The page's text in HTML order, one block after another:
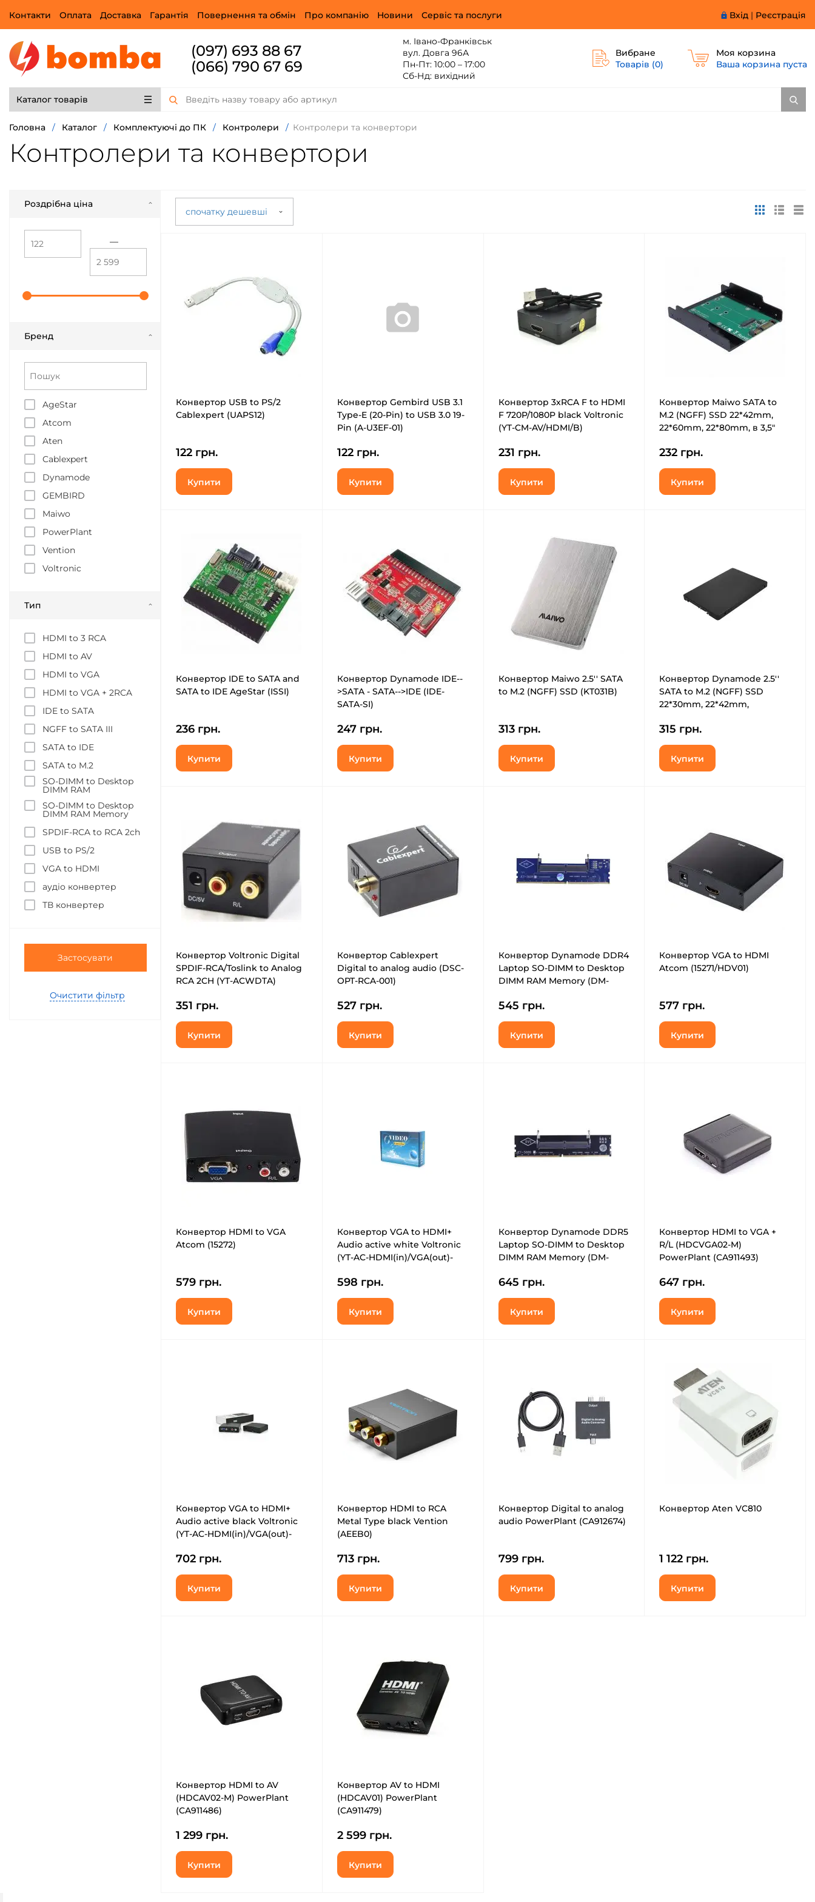
Вхід | Реєстрація
Контакти Оплата Доставка Гарантія Повернення та обмін Про компанію Новини Сервіс та послуги
(097) 693 88 67
(066) 790 67 69
м. Івано-Франківськ
вул. Довга 96А
Пн-Пт: 10:00 – 17:00
Сб-Нд: вихідний
Вибране
Товарів (0)
Моя корзина
Ваша корзина пуста
Каталог товарів
Головна / Каталог / Комплектуючі до ПК / Контролери / Контролери та конвертори
Контролери та конвертори
спочатку дешевші
Роздрібна ціна
—
Бренд
AgeStar
Atcom
Aten
Cablexpert
Dynamode
GEMBIRD
Maiwo
PowerPlant
Vention
Voltronic
Тип
HDMI to 3 RCA
HDMI to AV
HDMI to VGA
HDMI to VGA + 2RCA
IDE to SATA
NGFF to SATA III
SATA to IDE
SATA to M.2
SO-DIMM to Desktop
DIMM RAM
SO-DIMM to Desktop
DIMM RAM Memory
SPDIF-RCA to RCA 2ch
USB to PS/2
VGA to HDMI
аудіо конвертер
ТВ конвертер
Застосувати
Очистити фільтр
Конвертор USB to PS/2
Cablexpert (UAPS12)
122 грн.
Купити
Конвертор Gembird USB 3.1
Type-E (20-Pin) to USB 3.0 19-
Pin (A-U3EF-01)
122 грн.
Купити
Конвертор 3xRCA F to HDMI
F 720P/1080P black Voltronic
(YT-CM-AV/HDMI/B)
231 грн.
Купити
Конвертор Maiwo SATA to
M.2 (NGFF) SSD 22*42mm,
22*60mm, 22*80mm, в 3,5"
232 грн.
Купити
Конвертор IDE to SATA and
SATA to IDE AgeStar (ISSI)
236 грн.
Купити
Конвертор Dynamode IDE--
>SATA - SATA-->IDE (IDE-
SATA-SI)
247 грн.
Купити
Конвертор Maiwo 2.5'' SATA
to M.2 (NGFF) SSD (KT031B)
313 грн.
Купити
Конвертор Dynamode 2.5''
SATA to M.2 (NGFF) SSD
22*30mm, 22*42mm,
P)
315 грн.
Купити
Конвертор Voltronic Digital
SPDIF-RCA/Toslink to Analog
RCA 2CH (YT-ACWDTA)
351 грн.
Купити
Конвертор Cablexpert
Digital to analog audio (DSC-
OPT-RCA-001)
527 грн.
Купити
Конвертор Dynamode DDR4
Laptop SO-DIMM to Desktop
DIMM RAM Memory (DM-
545 грн.
Купити
Конвертор VGA to HDMI
Atcom (15271/HDV01)
577 грн.
Купити
Конвертор HDMI to VGA
Atcom (15272)
579 грн.
Купити
Конвертор VGA to HDMI+
Audio active white Voltronic
(YT-AC-HDMI(in)/VGA(out)-
598 грн.
Купити
Конвертор Dynamode DDR5
Laptop SO-DIMM to Desktop
DIMM RAM Memory (DM-
645 грн.
Купити
Конвертор HDMI to VGA +
R/L (HDCVGA02-M)
PowerPlant (CA911493)
647 грн.
Купити
Конвертор VGA to HDMI+
Audio active black Voltronic
(YT-AC-HDMI(in)/VGA(out)-
702 грн.
Купити
Конвертор HDMI to RCA
Metal Type black Vention
(AEEB0)
713 грн.
Купити
Конвертор Digital to analog
audio PowerPlant (CA912674)
799 грн.
Купити
Конвертор Aten VC810
1 122 грн.
Купити
Конвертор HDMI to AV
(HDCAV02-M) PowerPlant
(CA911486)
1 299 грн.
Купити
Конвертор AV to HDMI
(HDCAV01) PowerPlant
(CA911479)
2 599 грн.
Купити